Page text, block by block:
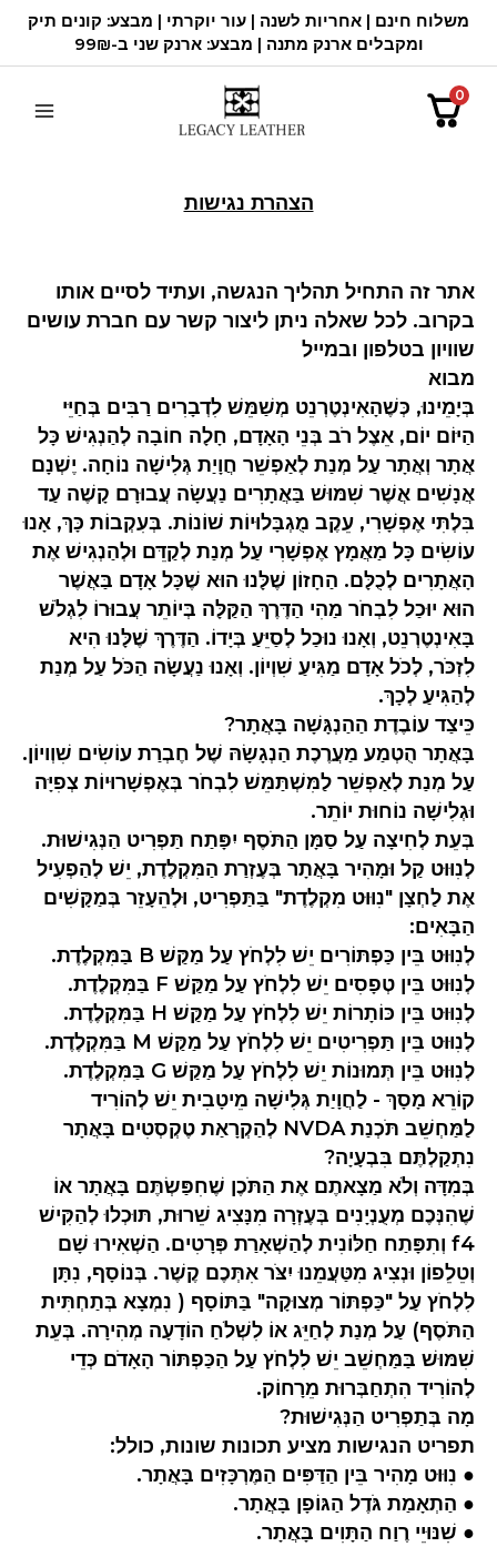
משלוח חינם | אחריות לשנה | עור יוקרתי | מבצע: קונים תיק
ומקבלים ארנק מתנה | מבצע: ארנק שני ב-99₪
0
הצהרת נגישות
אתר זה התחיל תהליך הנגשה, ועתיד לסיים אותו
בקרוב. לכל שאלה ניתן ליצור קשר עם חברת עושים
שוויון בטלפון ובמייל
מבוא
בְּיָמֵינוּ, כְּשֶׁהָאִינְטֶרְנֵט מְשַׁמֵּשׁ לִדְבָרִים רַבִּים בְּחַיֵּי
הַיּוֹם יוֹם, אֵצֶל רֹב בְּנֵי הָאָדָם, חָלָה חוֹבָה לְהַנְגִישׁ כָּל
אֲתָר וְאֲתָר עַל מְנַת לְאַפְשֵׁר חֲוָיַת גְּלִישָׁה נוֹחָה. יֶשְׁנָם
אֲנָשִׁים אֲשֶׁר שִׁמּוּשׁ בַּאֲתָרִים נַעֲשָׂה עֲבוּרָם קָשֶׁה עַד
בִּלְתִּי אֶפְשָׁרִי, עֵקֶב מֻגְבָּלוּיוֹת שׁוֹנוֹת. בְּעִקְבוֹת כָּךְ, אָנוּ
עוֹשִׂים כָּל מַאֲמָץ אֶפְשָׁרִי עַל מְנַת לְקַדֵּם וּלְהַנְגִישׁ אֶת
הָאֲתָרִים לְכֻלָּם. הַחָזוֹן שֶׁלָּנוּ הוּא שֶׁכָּל אָדָם בַּאֲשֶׁר
הוּא יוּכַל לִבְחֹר מַהִי הַדֶּרֶךְ הַקַּלָּה בְּיוֹתֵר עֲבוּרוֹ לִגְלֹשׁ
בָּאִינְטֶרְנֵט, וְאָנוּ נוּכַל לְסַיֵּעַ בְּיָדוֹ. הַדֶּרֶךְ שֶׁלָּנוּ הִיא
לִזְכֹּר, לְכֹל אָדָם מַגִּיעַ שִׁוְיוֹן. וְאָנוּ נַעֲשָׂה הַכֹּל עַל מְנַת
לְהַגִּיעַ לְכָךְ.
כֵּיצַד עוֹבֶדֶת הַהַנְגָּשָׁה בָּאֲתָר?
בָּאֲתָר הֻטְמַע מַעֲרֶכֶת הַנְגָשָׂהּ שֶׁל חֶבְרַת עוֹשִׂים שִׁוְויוֹן.
עַל מְנַת לְאַפְשֵׁר לַמִּשְׁתַּמֵּשׁ לִבְחֹר בְּאֶפְשָׁרוּיוֹת צְפִיָּה
וּגְלִישָׁה נוֹחוּת יוֹתֵר.
בְּעֵת לְחִיצָה עַל סַמָּן הַתֹּסֶף יִפָּתַח תַּפְרִיט הַנְּגִישׁוּת.
לְנִוּוּט קַל וּמָהִיר בָּאֲתָר בְּעֶזְרַת הַמִּקְלֶדֶת, יֵשׁ לְהַפְעִיל
אֶת לַחְצָן "נִוּוּט מִקְלֶדֶת" בַּתַּפְרִיט, וּלְהֵעָזֵר בְּמַקָּשִׁים
הַבָּאִים:
לְנִוּוּט בֵּין כַּפְתּוֹרִים יֵשׁ לִלְחֹץ עַל מַקַּשׁ B בַּמִּקְלֶדֶת.
לְנִוּוּט בֵּין טְפָסִים יֵשׁ לִלְחֹץ עַל מַקַּשׁ F בַּמִּקְלֶדֶת.
לְנִוּוּט בֵּין כּוֹתָרוֹת יֵשׁ לִלְחֹץ עַל מַקַּשׁ H בַּמִּקְלֶדֶת.
לְנִוּוּט בֵּין תַּפְרִיטִים יֵשׁ לִלְחֹץ עַל מַקַּשׁ M בַּמִּקְלֶדֶת.
לְנִוּוּט בֵּין תְּמוּנוֹת יֵשׁ לִלְחֹץ עַל מַקַּשׁ G בַּמִּקְלֶדֶת.
קוֹרֵא מָסָךְ - לַחֲוָיַת גְּלִישָׁה מֵיטָבִית יֵשׁ לְהוֹרִיד
לַמַּחְשֵׁב תֹּכְנַת NVDA לְהַקְרָאַת טֶקְסְטִים בָּאֲתָר
נִתְקַלְתֶּם בִּבְעָיָה?
בְּמִדָּה וְלֹא מַצָאתֶם אֶת הַתֹּכֶן שֶׁחִפַּשְׂתֶּם בָּאֲתָר אוֹ
שֶׁהִנְּכֶם מְעֻנְיָנִים בְּעֶזְרָה מִנָּצִיג שֵׁרוּת, תּוּכְלוּ לְהַקִּישׁ
f4 וְתִפָּתַח חַלּוֹנִית לְהַשְׁאָרַת פְּרָטִים. הַשְׁאִירוּ שָׁם
וְטֵלֵפוֹן וּנְצִיג מִטַּעֲמֵנוּ יִצֹּר אִתְּכֶם קֶשֶׁר. בְּנוֹסָף, נִתָּן
לִלְחֹץ עַל "כַּפְתּוֹר מְצוּקָה" בַּתּוֹסָף ( נִמְצָא בְּתַחְתִּית
הַתֹּסֶף) עַל מְנַת לְחַיֵּג אוֹ לִשְׁלֹחַ הוֹדָעָה מְהִירָה. בְּעֵת
שִׁמּוּשׁ בַּמַּחְשֵׁב יֵשׁ לִלְחֹץ עַל הַכַּפְתּוֹר הָאָדֹם כְּדֵי
לְהוֹרִיד הִתְחַבְּרוּת מֵרָחוֹק.
מָה בְּתַפְרִיט הַנְּגִישׁוּת?
תפריט הנגישות מציע תכונות שונות, כולל:
● נִוּוּט מָהִיר בֵּין הַדַּפִּים הַמֶּרְכָּזִים בָּאֲתָר.
● הַתְאָמַת גֹּדֶל הַגּוֹפָן בָּאֲתָר.
● שִׁנּוּיֵי רֶוַח הַתָּוִים בָּאֲתָר.